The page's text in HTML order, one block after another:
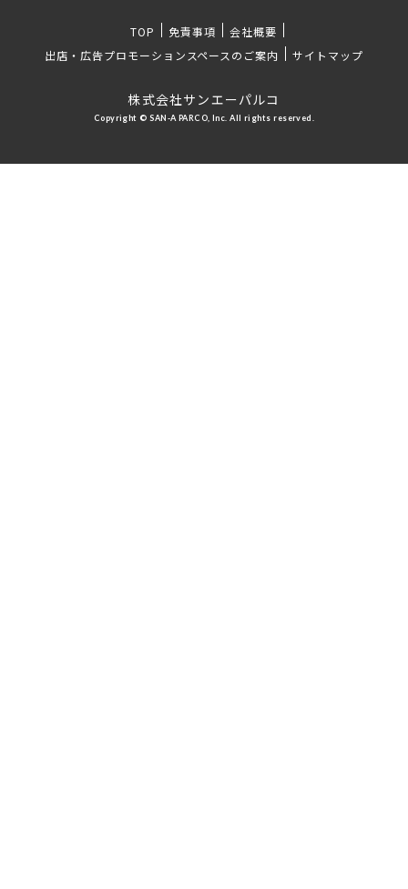
TOP 免責事項
会社概要
出店・広告プロモーションスペースのご案内
サイトマップ
株式会社サンエーパルコ
Copyright © SAN-A PARCO, Inc. All rights reserved.